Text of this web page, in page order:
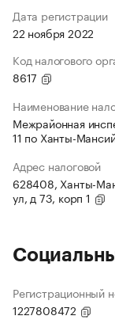
Дата регистрации
22 ноября 2022
Код налогового
8617
Наименование
Межрайонная
11 по Ханты-
Адрес налоговой
628408, Ханты-
ул, д 73, корп 1
Регистрационный
1227808472